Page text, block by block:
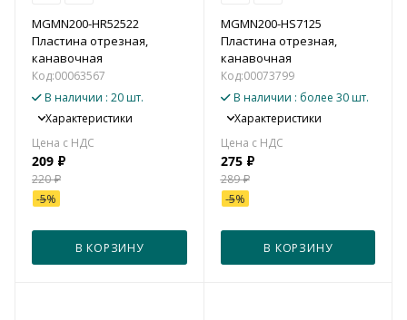
MGMN200-HR52522
Пластина отрезная,
канавочная
Код:00063567
В наличии : 20 шт.
Характеристики
209 ₽
220₽
-5%
В КОРЗИНУ
MGMN200-HS7125
Пластина отрезная,
канавочная
Код:00073799
В наличии : более 30 шт.
Характеристики
275₽
289₽
-5%
В КОРЗИНУ